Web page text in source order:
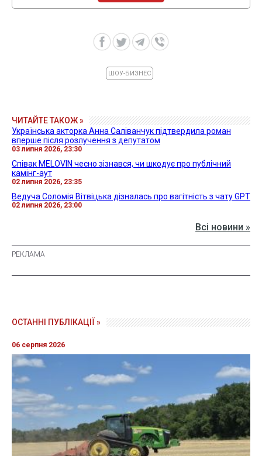
ШОУ-БИЗНЕС
ЧИТАЙТЕ ТАКОЖ »
Українська акторка Анна Саліванчук підтвердила роман
вперше після розлучення з депутатом
03 липня 2026, 23:30
Співак MELOVIN чесно зізнався, чи шкодує про публічний
камінг-аут
02 липня 2026, 23:35
Ведуча Соломія Вітвіцька дізналась про вагітність з чату GPT
02 липня 2026, 23:00
Всі новини »
ОСТАННІ ПУБЛІКАЦІЇ »
06 серпня 2026